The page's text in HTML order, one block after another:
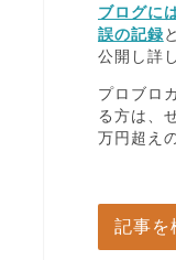
ブログに
誤の記録
公開し詳
プロブロ
る方は、
万円超え
記事を